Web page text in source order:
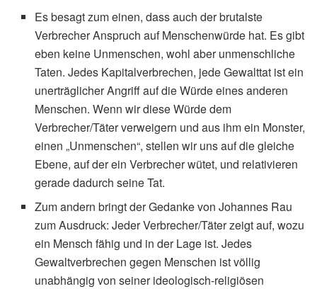
Es besagt zum einen, dass auch der brutalste
Verbrecher Anspruch auf Menschenwürde hat. Es gibt
eben keine Unmenschen, wohl aber unmenschliche
Taten. Jedes Kapitalverbrechen, jede Gewalttat ist ein
unerträglicher Angriff auf die Würde eines anderen
Menschen. Wenn wir diese Würde dem
Verbrecher/Täter verweigern und aus ihm ein Monster,
einen „Unmenschen“, stellen wir uns auf die gleiche
Ebene, auf der ein Verbrecher wütet, und relativieren
gerade dadurch seine Tat.
Zum andern bringt der Gedanke von Johannes Rau
zum Ausdruck: Jeder Verbrecher/Täter zeigt auf, wozu
ein Mensch fähig und in der Lage ist. Jedes
Gewaltverbrechen gegen Menschen ist völlig
unabhängig von seiner ideologisch-religiösen